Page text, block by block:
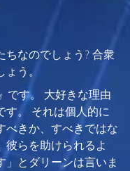
ちなのでしょう? 合衆
う。
です。 大好きな理由
す。 それは個人的に
べきか、すべきではな
彼らを助けられるよ
」とダリーンは言いま